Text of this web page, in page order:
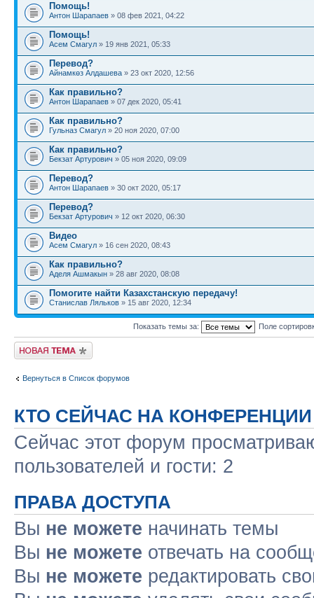
Помощь!
Антон Шарапаев » 08 фев 2021, 04:22
Помощь!
Асем Смагул » 19 янв 2021, 05:33
Перевод?
Айнамкөз Алдашева » 23 окт 2020, 12:56
Как правильно?
Антон Шарапаев » 07 дек 2020, 05:41
Как правильно?
Гульназ Смагул » 20 ноя 2020, 07:00
Как правильно?
Бекзат Артурович » 05 ноя 2020, 09:09
Перевод?
Антон Шарапаев » 30 окт 2020, 05:17
Перевод?
Бекзат Артурович » 12 окт 2020, 06:30
Видео
Асем Смагул » 16 сен 2020, 08:43
Как правильно?
Аделя Ашмакын » 28 авг 2020, 08:08
Помогите найти Казахстанскую передачу!
Станислав Ляльков » 15 авг 2020, 12:34
Показать темы за: Поле
Новая тема
Вернуться в Список форумов
КТО СЕЙЧАС НА КОНФЕРЕНЦИИ
Сейчас этот форум
пользователей и гости: 2
ПРАВА ДОСТУПА
Вы не можете начинать темы
Вы не можете отвечать на
Вы не можете редактировать